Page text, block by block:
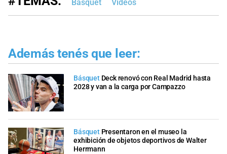
Básquet Videos
Además tenés que leer:
Básquet Deck renovó con Real Madrid hasta
2028 y van a la carga por Campazzo
Básquet Presentaron en el museo la
exhibición de objetos deportivos de Walter
Herrmann